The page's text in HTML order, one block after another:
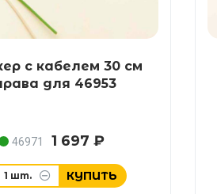
с кабелем 30 см
для 46953
46971 1 697 ₽
1 шт. КУПИТЬ